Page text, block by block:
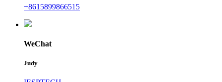
+8615899866515
WeChat
Judy